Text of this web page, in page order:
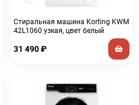
Стиральная машина Korting KWM
42L1060 узкая, цвет белый
31 490₽